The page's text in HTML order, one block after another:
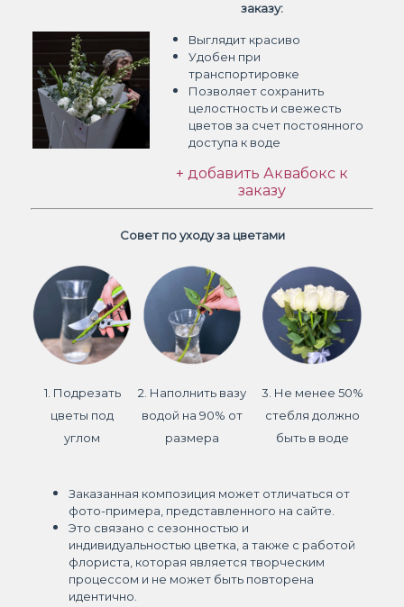
заказу:
Выглядит красиво
Удобен при
транспортировке
Позволяет сохранить
целостность и свежесть
цветов за счет постоянного
доступа к воде
+ добавить Аквабокс к
заказу
Совет по уходу за цветами
1. Подрезать
цветы под
углом
2. Наполнить вазу
водой на 90% от
размера
3. Не менее 50%
стебля должно
быть в воде
Заказанная композиция может отличаться от
фото-примера, представленного на сайте.
Это связано с сезонностью и
индивидуальностью цветка, а также с работой
флориста, которая является творческим
процессом и не может быть повторена
идентично.